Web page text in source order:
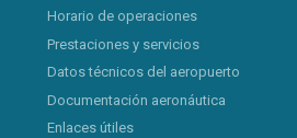
Horario de operaciones
Prestaciones y servicios
Datos técnicos del aeropuerto
Documentación aeronáutica
Enlaces útiles